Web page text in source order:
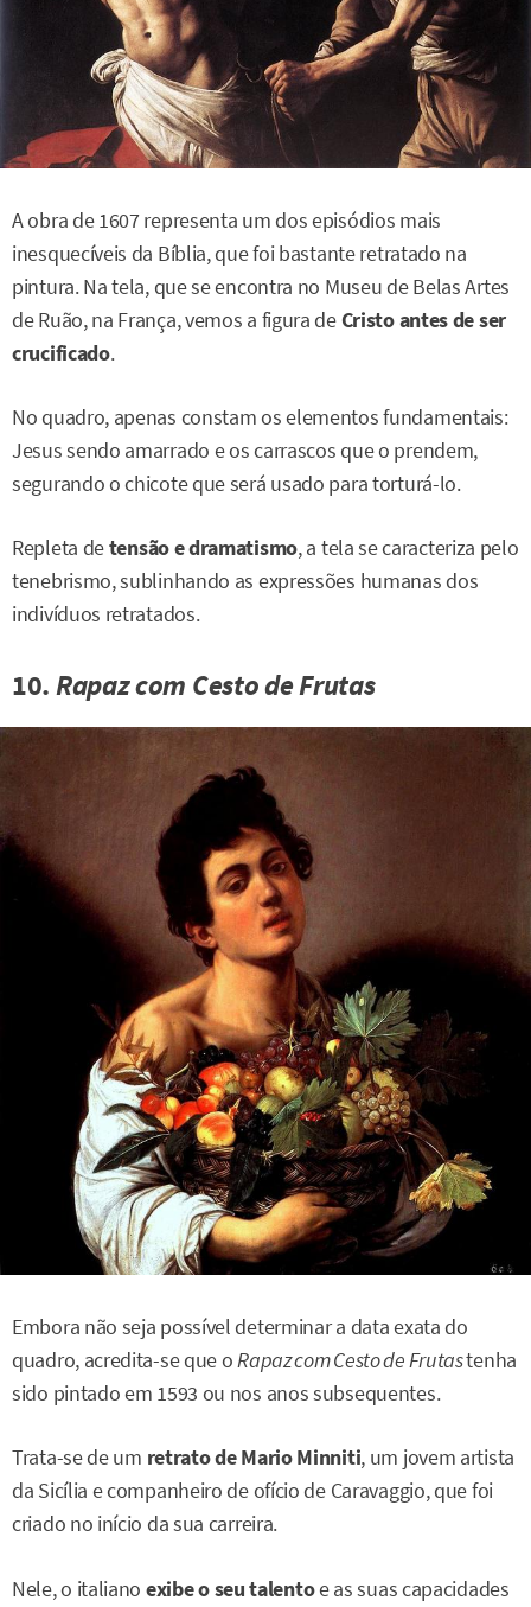
A obra de 1607 representa um dos episódios mais
inesquecíveis da Bíblia, que foi bastante retratado na
pintura. Na tela, que se encontra no Museu de Belas Artes
de Ruão, na França, vemos a figura deCristo antes de ser
crucificado.
No quadro, apenas constam os elementos fundamentais:
Jesus sendo amarrado e os carrascos que o prendem,
segurando o chicote que será usado para torturá-lo.
Repleta detensão e dramatismo, a tela se caracteriza pelo
tenebrismo, sublinhando as expressões humanas dos
indivíduos retratados.
10.Rapaz com Cesto de Frutas
Embora não seja possível determinar a data exata do
quadro, acredita-se que oRapaz com Cesto de Frutastenha
sido pintado em 1593 ou nos anos subsequentes.
Trata-se de um retrato de Mario Minniti, um jovem artista
da Sicília e companheiro de ofício de Caravaggio, que foi
criado no início da sua carreira.
Nele, o italiano exibe o seu talentoe as suas capacidades